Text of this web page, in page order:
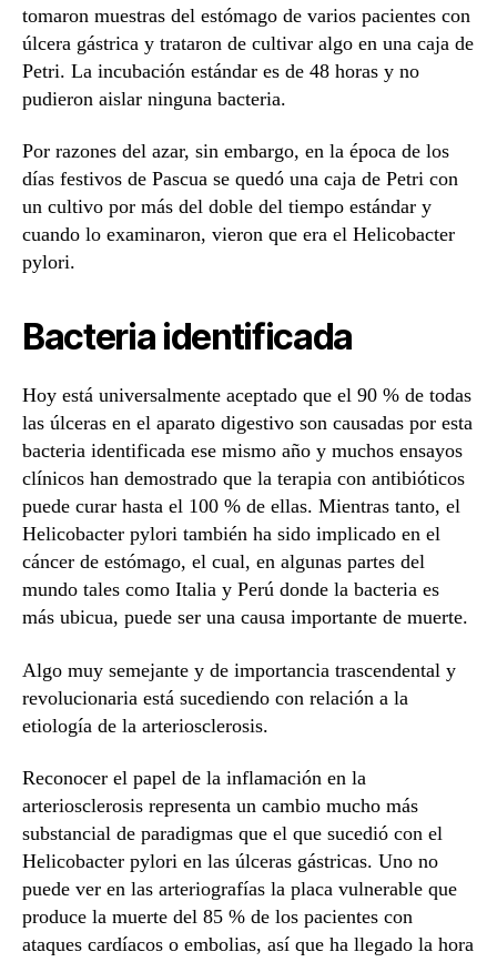
tomaron muestras del estómago de varios pacientes con
úlcera gástrica y trataron de cultivar algo en una caja de
Petri. La incubación estándar es de 48 horas y no
pudieron aislar ninguna bacteria.
Por razones del azar, sin embargo, en la época de los
días festivos de Pascua se quedó una caja de Petri con
un cultivo por más del doble del tiempo estándar y
cuando lo examinaron, vieron que era el Helicobacter
pylori.
Bacteria identificada
Hoy está universalmente aceptado que el 90 % de todas
las úlceras en el aparato digestivo son causadas por esta
bacteria identificada ese mismo año y muchos ensayos
clínicos han demostrado que la terapia con antibióticos
puede curar hasta el 100 % de ellas. Mientras tanto, el
Helicobacter pylori también ha sido implicado en el
cáncer de estómago, el cual, en algunas partes del
mundo tales como Italia y Perú donde la bacteria es
más ubicua, puede ser una causa importante de muerte.
Algo muy semejante y de importancia trascendental y
revolucionaria está sucediendo con relación a la
etiología de la arteriosclerosis.
Reconocer el papel de la inflamación en la
arteriosclerosis representa un cambio mucho más
substancial de paradigmas que el que sucedió con el
Helicobacter pylori en las úlceras gástricas. Uno no
puede ver en las arteriografías la placa vulnerable que
produce la muerte del 85 % de los pacientes con
ataques cardíacos o embolias, así que ha llegado la hora